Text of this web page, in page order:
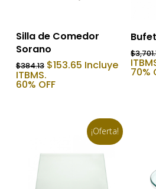
Añadir Al Carrito
Silla de Comedor
Sorano
$384.13 El
precio
original
$153.65El
precio
Incluye
ITBMS.
60% OFF
$
70%
¡Oferta!